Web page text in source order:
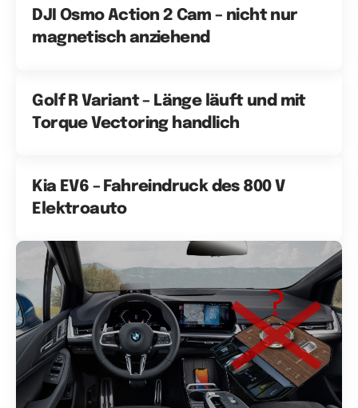
DJI Osmo Action 2 Cam – nicht nur
magnetisch anziehend
Golf R Variant – Länge läuft und mit
Torque Vectoring handlich
Kia EV6 – Fahreindruck des 800 V
Elektroauto